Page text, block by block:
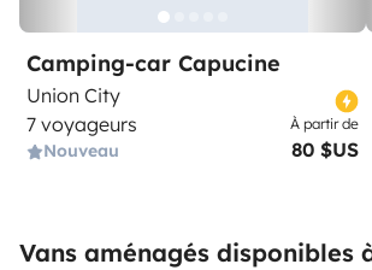
Camping-car Capucine
Union City
7 voyageurs
Nouveau
À partir de
80 $US
Vans aménagés disponibles